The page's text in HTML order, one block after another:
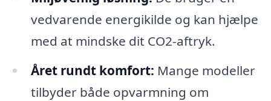
vedvarende energikilde og kan hjælpe
med at mindske dit CO2-aftryk.
Året rundt komfort: Mange modeller
tilbyder både opvarmning om